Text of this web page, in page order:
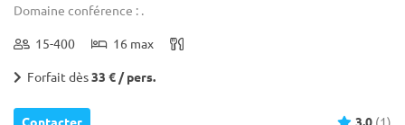
Domaine conférence : .
15-400 16 max
Forfait dès33 € / pers.
Contacter 3.0 (1)